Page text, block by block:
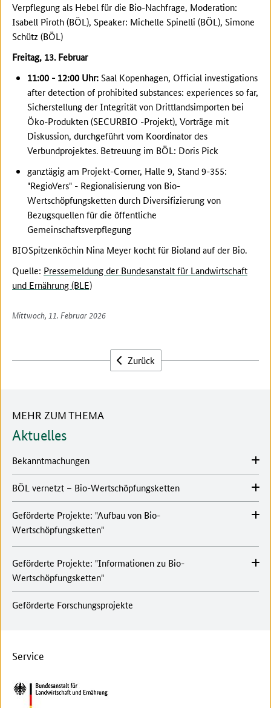
Verpflegung als Hebel für die Bio-Nachfrage, Moderation:
Isabell Piroth (BÖL), Speaker: Michelle Spinelli (BÖL), Simone
Schütz (BÖL)
Freitag, 13. Februar
11:00 - 12:00 Uhr:Saal Kopenhagen, Official investigations
after detection of prohibited substances: experiences so far,
Sicherstellung der Integrität von Drittlandsimporten bei
Öko-Produkten (SECURBIO -Projekt), Vorträge mit
Diskussion, durchgeführt vom Koordinator des
Verbundprojektes. Betreuung im BÖL: Doris Pick
ganztägig am Projekt-Corner, Halle 9, Stand 9-355:
"RegioVers" - Regionalisierung von Bio-
Wertschöpfungsketten durch Diversifizierung von
Bezugsquellen für die öffentliche
Gemeinschaftsverpflegung
BIOSpitzenköchin Nina Meyer kocht für Bioland auf der Bio.
Quelle: Pressemeldung der Bundesanstalt für Landwirtschaft
und Ernährung (BLE)
Mittwoch, 11. Februar 2026
Zurück
MEHR ZUM THEMA
Aktuelles
Bekanntmachungen
BÖL vernetzt – Bio-Wertschöpfungsketten
Geförderte Projekte: "Aufbau von Bio-
Wertschöpfungsketten"
Geförderte Projekte: "Informationen zu Bio-
Wertschöpfungsketten"
Geförderte Forschungsprojekte
Service